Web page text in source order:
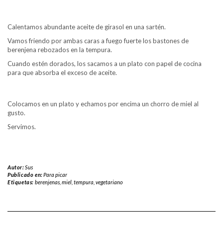
Calentamos abundante aceite de girasol en una sartén.
Vamos friendo por ambas caras a fuego fuerte los bastones de
berenjena rebozados en la tempura.
Cuando estén dorados, los sacamos a un plato con papel de cocina
para que absorba el exceso de aceite.
Colocamos en un plato y echamos por encima un chorro de miel al
gusto.
Servimos.
Autor:Sus
Publicado en:Para picar
Etiquetas: berenjenas, miel, tempura vegetariano